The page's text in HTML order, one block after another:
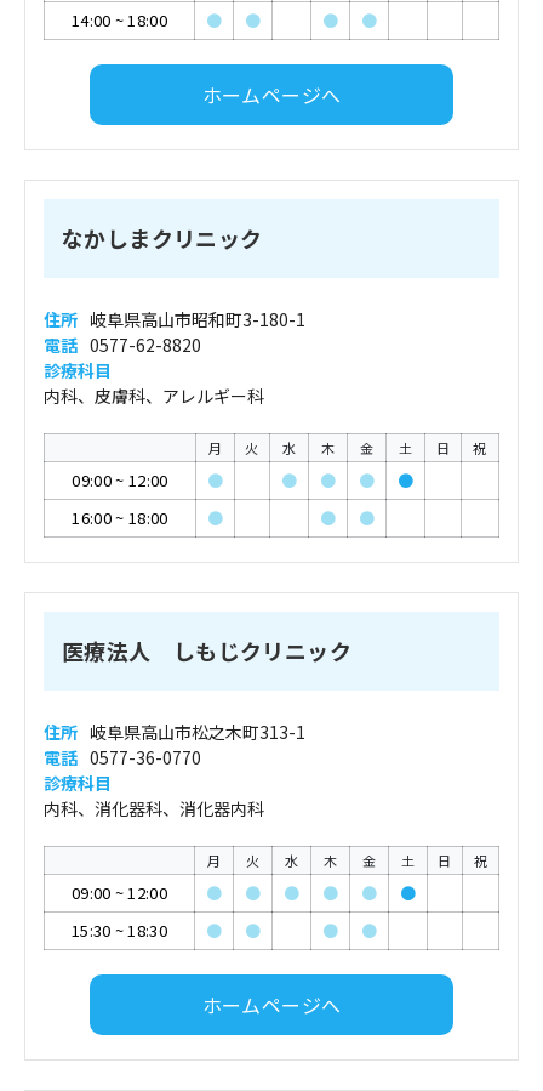
14:00 ~18:00 ● ● ● ●
ホームページへ
なかしまクリニック
住所 岐阜県高山市昭和町3-180-1
電話 0577-62-8820
診療科目
内科、皮膚科、アレルギー科
月 火 水 木 金 土 日 祝
09:00~ 12:00 ● ● ● ●
●
16:00~ 18:00 ● ● ●
医療法人 しもじクリニック
住所 岐阜県高山市松之木町313-1
電話 0577-36-0770
診療科目
内科、消化器科、消化器内科
月 火 水 木 金 土 日 祝
09:00 ~12:00 ● ● ● ● ●
●
15:30 ~18:30 ● ● ● ●
ホームページへ